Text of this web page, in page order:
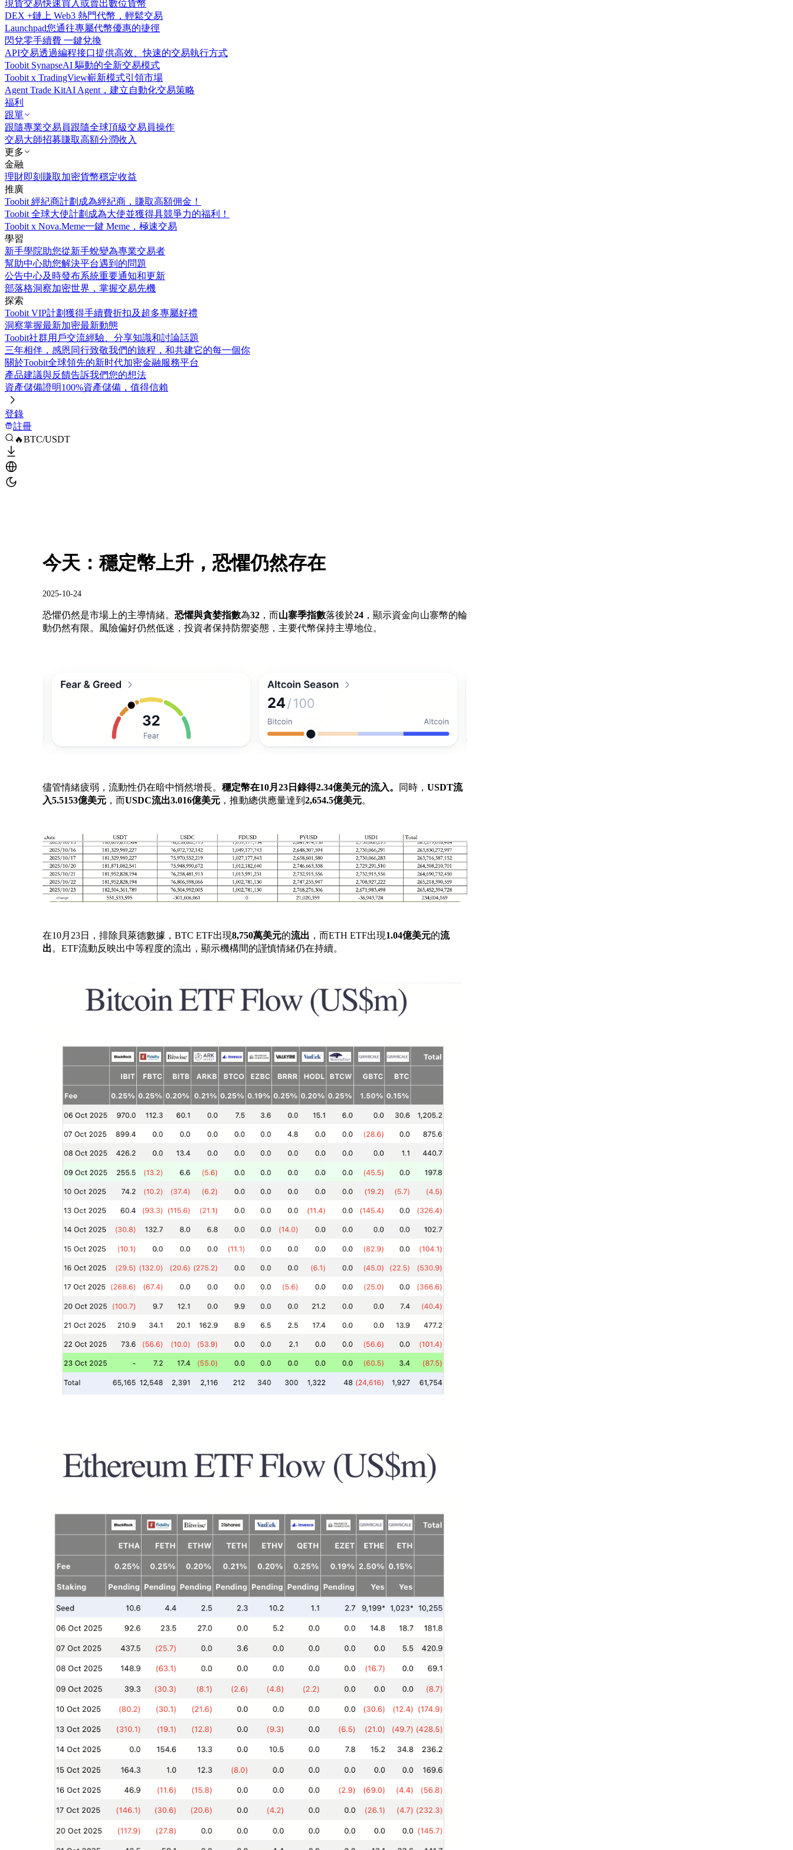
現貨交易快速買入或賣出數位貨幣
DEX +鏈上 Web3 熱門代幣，輕鬆交易
Launchpad您通往專屬代幣優惠的捷徑
閃兌零手續費 一鍵兌換
API交易透過編程接口提供高效、快速的交易執行方式
Toobit SynapseAI 驅動的全新交易模式
Toobit x TradingView嶄新模式引領市場
Agent Trade KitAI Agent，建立自動化交易策略
福利
跟單
跟隨專業交易員跟隨全球頂級交易員操作
交易大師招募賺取高額分潤收入
更多
金融
理財即刻賺取加密貨幣穩定收益
推廣
Toobit 經紀商計劃 成為經紀商，賺取高額佣金！
Toobit 全球大使計劃 成為大使並獲得具競爭力的福利！
Toobit x Nova.Meme一鍵 Meme，極速交易
學習
新手學院助您從新手蛻變為專業交易者
幫助中心助您解決平台遇到的問題
公告中心及時發布系統重要通知和更新
部落格洞察加密世界，掌握交易先機
探索
Toobit VIP計劃獲得手續費折扣及超多專屬好禮
洞察掌握最新加密最新動態
Toobit社群用戶交流經驗、分享知識和討論話題
三年相伴，感恩同行致敬我們的旅程，和共建它的每一個你
關於Toobit全球領先的新时代加密金融服務平台
產品建議與反饋告訴我們您的想法
資產儲備證明100%資產儲備，值得信賴
登錄
註冊
🔥BTC/USDT
今天：穩定幣上升，恐懼仍然存在
2025-10-24
恐懼仍然是市場上的主導情緒。 恐懼與貪婪指數為32 ，而山寨季指數落後於24 ，顯示資金向山寨幣的輪
動仍然有限。風險偏好仍然低迷，投資者保持防禦姿態，主要代幣保持主導地位。
儘管情緒疲弱，流動性仍在暗中悄然增長。 穩定幣在10月23日錄得2.34億美元的流入。 同時， USDT流
入5.5153億美元 ，而USDC流出3.016億美元 ，推動總供應量達到 2,654.5億美元。
在10月23日，排除貝萊德數據，BTC ETF出現8,750萬美元的流出 ，而ETH ETF出現1.04億美元的流
出。ETF流動反映出中等程度的流出，顯示機構間的謹慎情緒仍在持續。